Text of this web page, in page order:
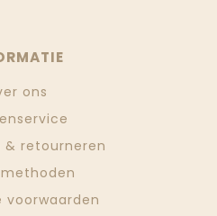
ons
& retourneren
voorwaarden